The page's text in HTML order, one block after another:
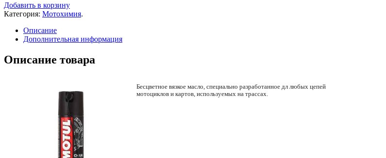
Добавить в корзину
Категория: Мотохимия.
Описание
Дополнительная информация
Описание товара
Бесцветное вязкое масло, специально разработанное дл любых цепей
мотоциклов и картов, используемых на трассах.